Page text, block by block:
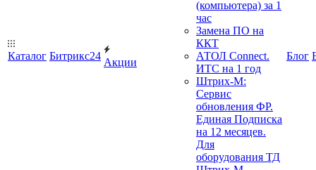
Каталог Битрикс24
Акции
(компьютера) за 1
час
Замена ПО на
ККТ
АТОЛ Connect.
ИТС на 1 год
Штрих-М:
Сервис
обновления ФР.
Единая Подписка
на 12 месяцев.
Для
оборудования ТД
Блог